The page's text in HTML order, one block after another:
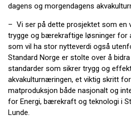
dagens og morgendagens
– Vi ser på dette prosjektet som en
trygge og bærekraftige løsninger for
som vil ha stor nytteverdi også
Standard Norge er stolte over å
standarder som sikrer trygg og
akvakulturnæringen, et viktig skritt
matproduksjon både nasjonalt og
for Energi, bærekraft og teknologi i
Lunde.